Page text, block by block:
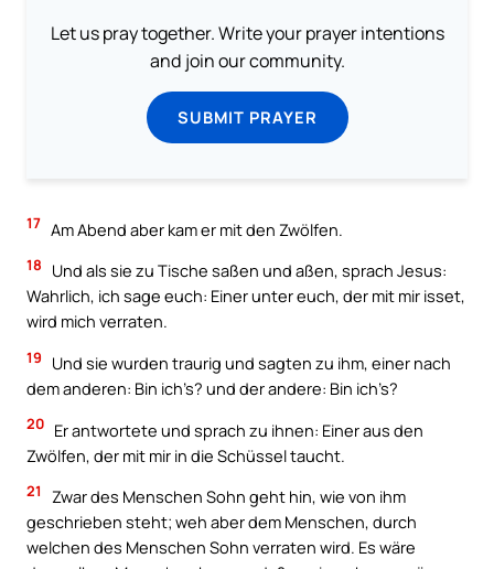
Let us pray together. Write your prayer intentions
and join our community.
SUBMIT PRAYER
17 Am Abend aber kam er mit den Zwölfen.
18
Und als sie zu Tische saßen und aßen, sprach Jesus:
Wahrlich, ich sage euch: Einer unter euch, der mit mir isset,
wird mich verraten.
19
Und sie wurden traurig und sagten zu ihm, einer nach
dem anderen: Bin ich’s? und der andere: Bin ich’s?
20 Er antwortete und sprach zu ihnen: Einer aus den
Zwölfen, der mit mir in die Schüssel taucht.
21
Zwar des Menschen Sohn geht hin, wie von ihm
geschrieben steht; weh aber dem Menschen, durch
welchen des Menschen Sohn verraten wird. Es wäre